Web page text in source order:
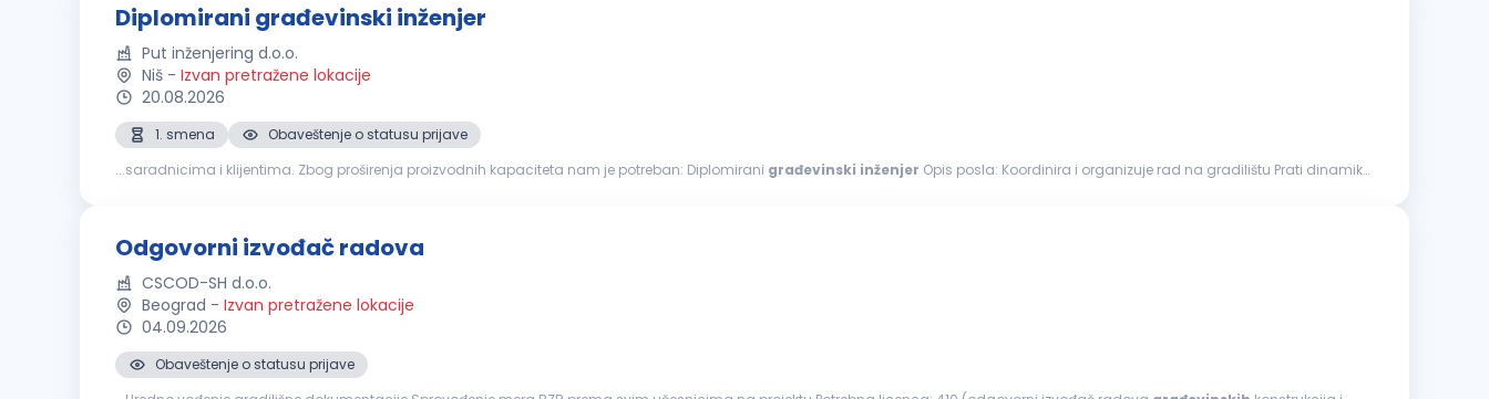
Diplomirani građevinski inženjer
Put inženjering d.o.o.
Niš - Izvan pretražene lokacije
20.08.2026
1. smena
Obaveštenje o statusu prijave
...saradnicima i klijentima. Zbog proširenja proizvodnih kapaciteta nam je potreban: Diplomirani građevinski inženjer Opis posla: Koordinira i organizuje rad na gradilištu Prati dinamiku
Odgovorni izvođač radova
CSCOD-SH d.o.o.
Beograd - Izvan pretražene lokacije
04.09.2026
Obaveštenje o statusu prijave